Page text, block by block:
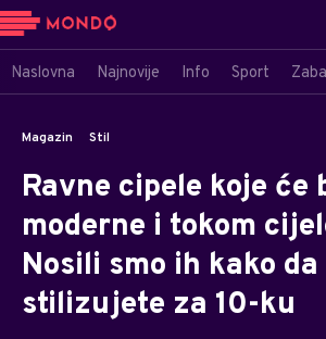
Naslovna Najnovije Info Sport
Magazin Stil
Ravne cipele koje će
moderne i tokom
Nosili smo ih kako da
stilizujete za 10-ku